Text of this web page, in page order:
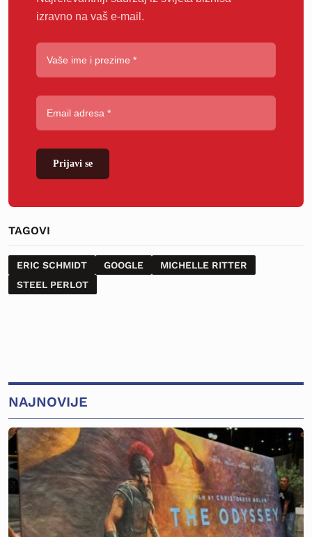
izravno na vaš e-mail.
Prijavi se
TAGOVI
ERIC SCHMIDT GOOGLE
MICHELLE RITTER
STEEL PERLOT
NAJNOVIJE